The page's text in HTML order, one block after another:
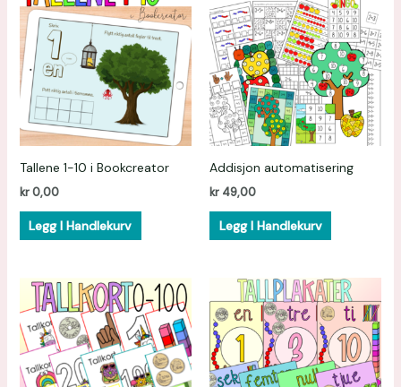
Tallene 1-10 i Bookcreator
kr0,00
Legg I Handlekurv
Addisjon automatisering
kr 49,00
Legg I Handlekurv